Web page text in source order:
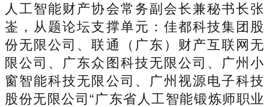
人工智能财产协会常务副会长兼秘书长张
崟，从题论坛支撑单元：佳都科技集团股
份无限公司、联通（广东）财产互联网无
限公司、广东众图科技无限公司、广州小
窗智能科技无限公司、广州视源电子科技
股份无限公司“广东省人工智能锻炼师职业